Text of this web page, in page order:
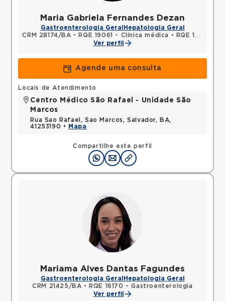
Maria Gabriela Fernandes Dezan
Gastroenterologia Geral Hepatologia Geral
CRM 28174/BA • RQE 19061 - Clínica médica •
RQE 19123 - Gastroenterologia
Ver perfil
Agende uma consulta
Compartilhe este perfil
Locais de Atendimento
Centro Médico São Rafael - Unidade São
Marcos
Rua Sao Rafael, Sao Marcos, Salvador, BA,
41253190 •
Mapa
Mariama Alves Dantas Fagundes
Gastroenterologia Geral Hepatologia Geral
CRM 21425/BA •
RQE 16170 - Gastroenterologia
Ver perfil